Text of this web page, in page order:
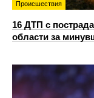
Происшествия
16 ДТП с
области за